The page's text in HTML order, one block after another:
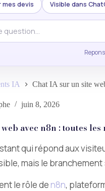
devis Visible dans
IA Chat IA sur un site
juin 8, 2026
avec n8n : toutes
qui répond aux
mais le branchement
le rôle de n8n,